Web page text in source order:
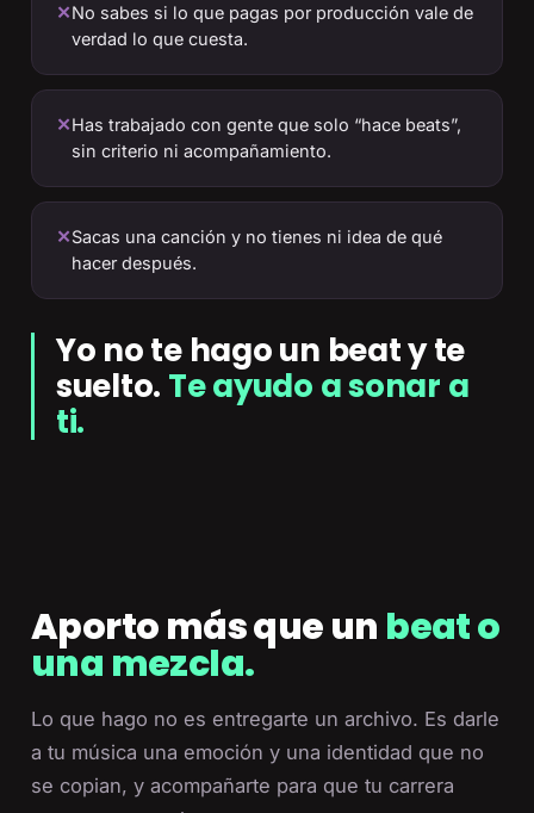
✕No sabes si lo que pagas por producción vale de
verdad lo que cuesta.
✕Has trabajado con gente que solo “hace beats”,
sin criterio ni acompañamiento.
✕Sacas una canción y no tienes ni idea de qué
hacer después.
Yo no te hago un beat y te
suelto. Te ayudo a sonar a
ti.
Aporto más que un beat o
una mezcla.
Lo que hago no es entregarte un archivo. Es darle
a tu música una emoción y una identidad que no
se copian, y acompañarte para que tu carrera